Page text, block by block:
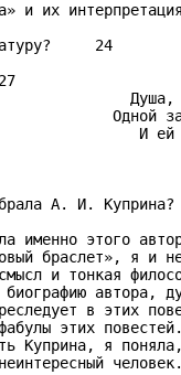
и их
24
Одной
И
А. И. Куприна?
именно этого
браслет», я и
и тонкая
автора,
в этих
этих
Куприна, я